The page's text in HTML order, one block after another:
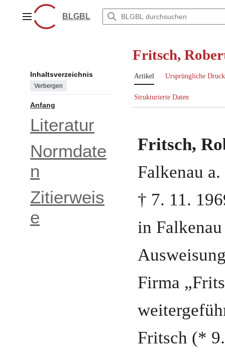
springenHauptmenüBLGBL
Inhaltsverzeichnis
Verbergen
Anfang
Literatur
Normdate
n
Zitierweis
e
Fritsch,
Artikel Ursprüngliche
Strukturierte Daten
Fritsch,
Falkenau
† 7. 11.
in
Firma
Fritsch (*